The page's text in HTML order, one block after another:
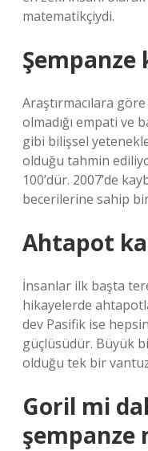
matematikçiydi.
Şempanze
Araştırmacılara
olmadığı empati ve
gibi bilişsel
olduğu tahmin
100’dür. 2007’de
becerilerine sahip
Ahtapot
İnsanlar ilk başta
hikayelerde
dev Pasifik ise
güçlüsüdür. Büyük
olduğu tek bir
Goril mi
şempanze